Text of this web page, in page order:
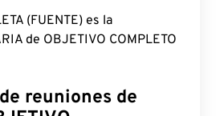
(FUENTE) es la
de OBJETIVO COMPLETO
reuniones de